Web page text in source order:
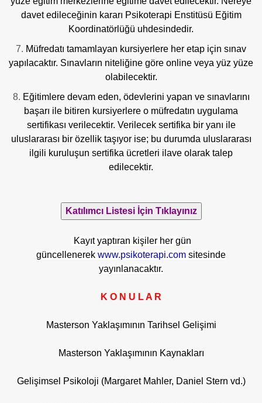
davet edileceğinin kararı Psikoterapi Enstitüsü Eğitim
Koordinatörlüğü uhdesindedir.
Müfredatı tamamlayan kursiyerlere her etap için sınav
yapılacaktır. Sınavların niteliğine göre online veya yüz yüze
olabilecektir.
Eğitimlere devam eden, ödevlerini yapan ve sınavlarını
başarı ile bitiren kursiyerlere o müfredatın uygulama
sertifikası verilecektir. Verilecek sertifika bir yanı ile
uluslararası bir özellik taşıyor ise; bu durumda uluslararası
ilgili kuruluşun sertifika ücretleri ilave olarak talep
edilecektir.
Kayıt yaptıran kişiler her gün
güncellenerek www.psikoterapi.com sitesinde
yayınlanacaktır.
K O N U L A R
Masterson Yaklaşımının Tarihsel Gelişimi
Masterson Yaklaşımının Kaynakları
Gelişimsel Psikoloji (Margaret Mahler, Daniel Stern vd.)